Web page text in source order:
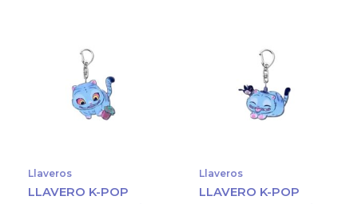
Llaveros
LLAVERO K-POP
Llaveros
LLAVERO K-POP